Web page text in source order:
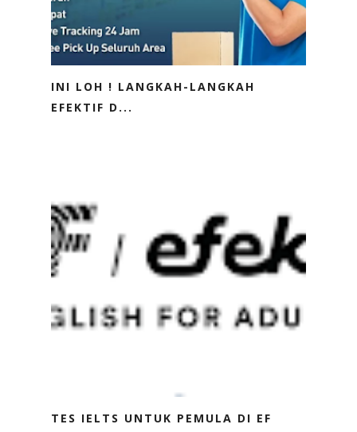
INI LOH ! LANGKAH-LANGKAH
EFEKTIF D...
TES IELTS UNTUK PEMULA DI EF